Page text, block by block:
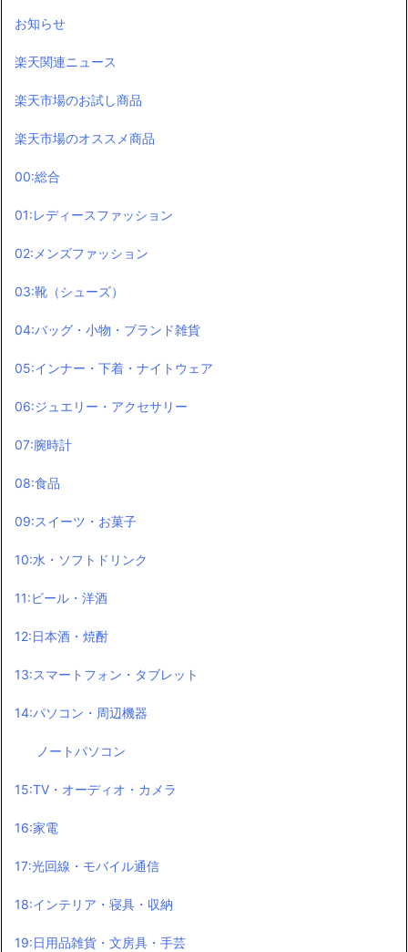
お知らせ
楽天関連ニュース
楽天市場のお試し商品
楽天市場のオススメ商品
00:総合
01:レディースファッション
02:メンズファッション
03:靴（シューズ）
04:バッグ・小物・ブランド雑貨
05:インナー・下着・ナイトウェア
06:ジュエリー・アクセサリー
07:腕時計
08:食品
09:スイーツ・お菓子
10:水・ソフトドリンク
11:ビール・洋酒
12:日本酒・焼酎
13:スマートフォン・タブレット
14:パソコン・周辺機器
ノートパソコン
15:TV・オーディオ・カメラ
16:家電
17:光回線・モバイル通信
18:インテリア・寝具・収納
19:日用品雑貨・文房具・手芸